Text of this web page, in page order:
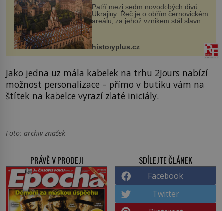
Patří mezi sedm novodobých divů
Ukrajiny. Řeč je o obřím černovickém
areálu, za jehož vznikem stál slavný
český architekt Josef Hlávka. Ten si
na něm dal mimořádně záležet. Jeho
historyplus.cz
Jako jedna uz mála kabelek na trhu 2Jours nabízí
možnost personalizace – přímo v butiku vám na
štítek na kabelce vyrazí zlaté iniciály.
Foto: archiv značek
PRÁVĚ V PRODEJI SDÍLEJTE ČLÁNEK
Facebook
Twitter